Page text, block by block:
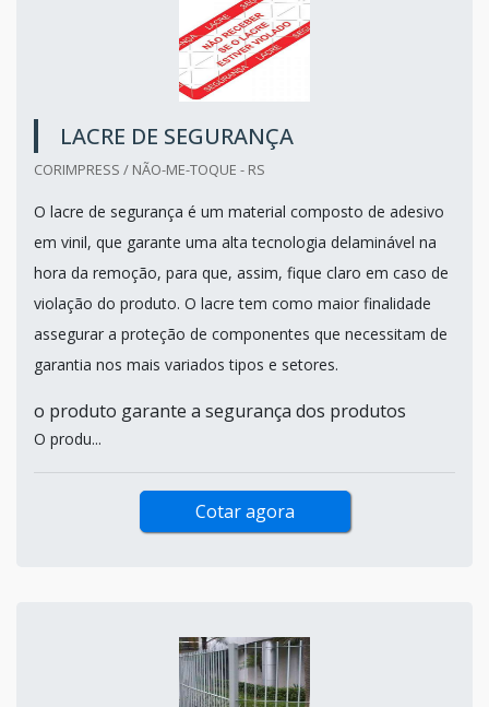
LACRE DE SEGURANÇA
CORIMPRESS / NÃO-ME-TOQUE - RS
O lacre de segurança é um material composto de adesivo
em vinil, que garante uma alta tecnologia delaminável na
hora da remoção, para que, assim, fique claro em caso de
violação do produto. O lacre tem como maior finalidade
assegurar a proteção de componentes que necessitam de
garantia nos mais variados tipos e setores.
o produto garante a segurança dos produtos
O produ...
Cotar agora